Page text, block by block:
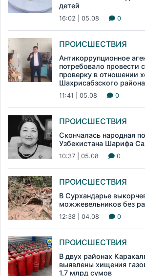
детей
16:02 | 05.08 0
ПРОИСШЕСТВИЯ
Антикоррупционное
потребовало провести
проверку в отношении
Шахрисабзского района
11:41 | 05.08 0
ПРОИСШЕСТВИЯ
Скончалась народная
Узбекистана Шарифа
10:37 | 05.08 0
ПРОИСШЕСТВИЯ
В Сурхандарье
можжевельников без
12:38 | 04.08 0
ПРОИСШЕСТВИЯ
В двух районах
выявлены хищения
1,7 млрд сумов